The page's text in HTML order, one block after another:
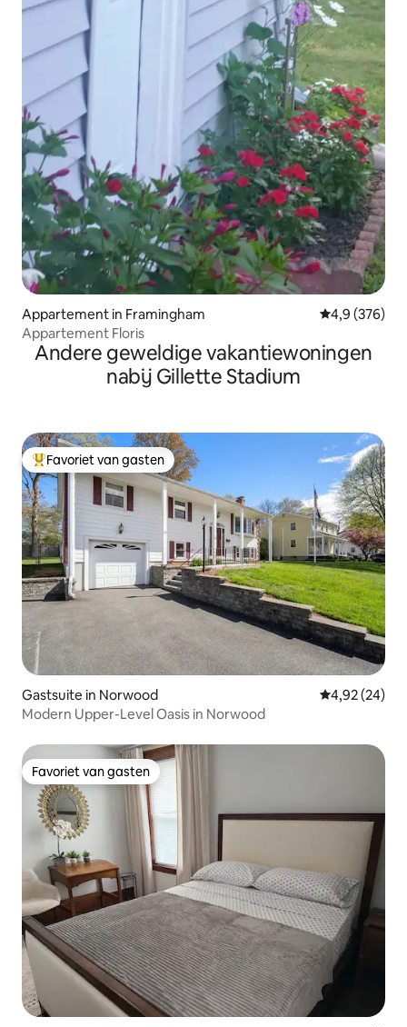
Appartement in Framingham Gemiddelde
4,9 (376)
Appartement Floris
Andere geweldige vakantiewoningen
nabij Gillette Stadium
Topfavoriet van gasten
Favoriet van gasten
Gastsuite in Norwood Gemiddelde
4,92 (24)
Modern Upper-Level Oasis in Norwood
Favoriet van gasten
Favoriet van gasten